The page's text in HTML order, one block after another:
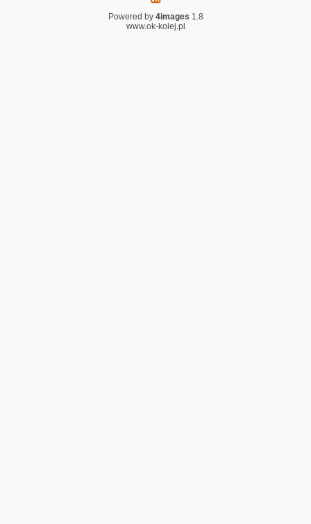
Powered by 4images 1.8
www.ok-kolej.pl